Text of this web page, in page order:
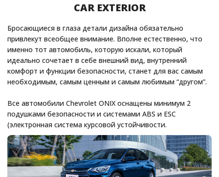
CAR EXTERIOR
Бросающиеся в глаза детали дизайна обязательно
привлекут всеобщее внимание. Вполне естественно, что
именно тот автомобиль, которую искали, который
идеально сочетает в себе внешний вид, внутренний
комфорт и функции безопасности, станет для вас самым
необходимым, самым ценным и самым любимым “другом”.
Все автомобили Chevrolet ONIX оснащены минимум 2
подушками безопасности и системами ABS и ESC
(электронная система курсовой устойчивости.